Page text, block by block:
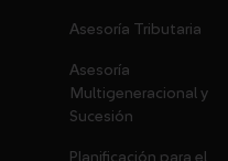
Asesoría Tributaria
Asesoría
Multigeneracional y
Sucesión
Planificación para el